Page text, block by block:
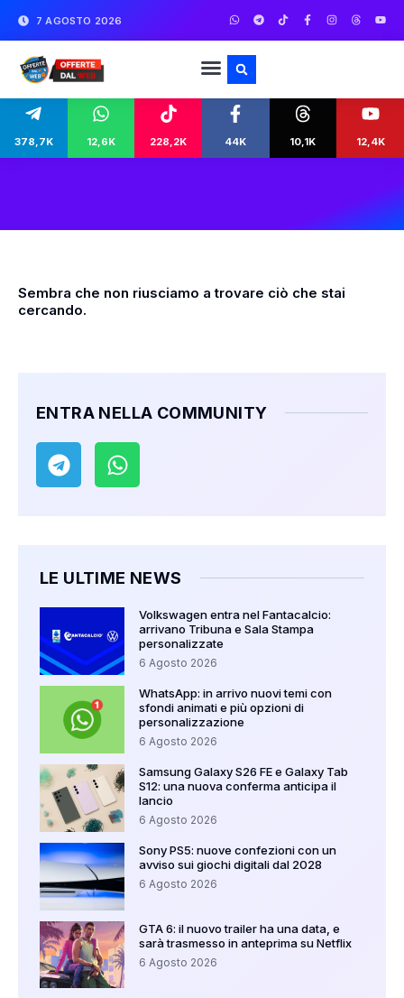
7 AGOSTO 2026
378,7K 12,6K 228,2K 44K 10,1K 12,4K
Sembra che non riusciamo a trovare ciò che stai
cercando.
ENTRA NELLA COMMUNITY
LE ULTIME NEWS
Volkswagen entra nel Fantacalcio:
arrivano Tribuna e Sala Stampa
personalizzate
6 Agosto 2026
WhatsApp: in arrivo nuovi temi con
sfondi animati e più opzioni di
personalizzazione
6 Agosto 2026
Samsung Galaxy S26 FE e Galaxy Tab
S12: una nuova conferma anticipa il
lancio
6 Agosto 2026
Sony PS5: nuove confezioni con un
avviso sui giochi digitali dal 2028
6 Agosto 2026
GTA 6: il nuovo trailer ha una data, e
sarà trasmesso in anteprima su Netflix
6 Agosto 2026